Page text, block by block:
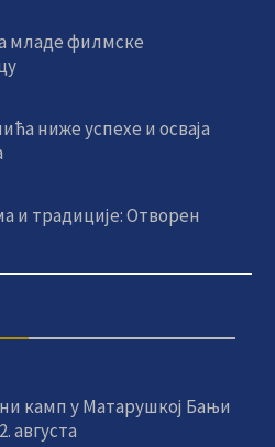
младе филмске
ниже успехе и осваја
и традиције: Отворен
камп у Матарушкој Бањи
августа